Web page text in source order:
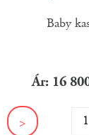
Baby
Ár: 16
>